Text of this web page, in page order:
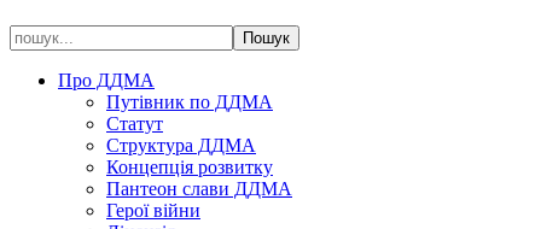
Про ДДМА
Путівник по ДДМА
Статут
Структура ДДМА
Концепція розвитку
Пантеон слави ДДМА
Герої війни